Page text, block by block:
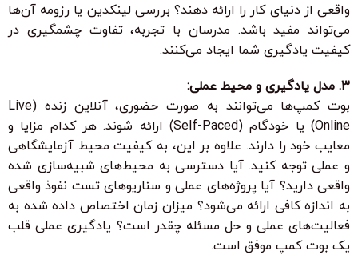
واقعی از دنیای کار را ارائه دهند؟ بررسی لینکدین یا رزومه آن‌ها
می‌تواند مفید باشد. مدرسان با تجربه، تفاوت چشمگیری در
کیفیت یادگیری شما ایجاد می‌کنند.
3. مدل یادگیری و محیط عملی:
بوت کمپ‌ها می‌توانند به صورت حضوری، آنلاین زنده (Live
Online) یا خودگام (Self-Paced) ارائه شوند. هر کدام مزایا و
معایب خود را دارند. علاوه بر این، به کیفیت محیط آزمایشگاهی
و عملی توجه کنید. آیا دسترسی به محیط‌های شبیه‌سازی شده
واقعی دارید؟ آیا پروژه‌های عملی و سناریوهای تست نفوذ واقعی
به اندازه کافی ارائه می‌شود؟ میزان زمان اختصاص داده شده به
فعالیت‌های عملی و حل مسئله چقدر است؟ یادگیری عملی قلب
یک بوت کمپ موفق است.